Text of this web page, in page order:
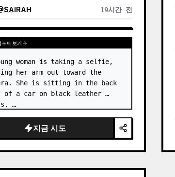
SAIRAH 19시간 전
프트 보기
woman is taking a selfie,
her arm out toward the
She is sitting in the back
of a car on black leather
…
지금 시도